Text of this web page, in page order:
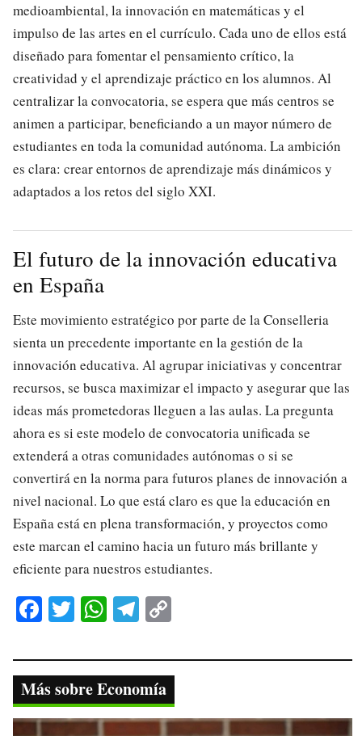
medioambiental, la innovación en matemáticas y el
impulso de las artes en el currículo. Cada uno de ellos está
diseñado para fomentar el pensamiento crítico, la
creatividad y el aprendizaje práctico en los alumnos. Al
centralizar la convocatoria, se espera que más centros se
animen a participar, beneficiando a un mayor número de
estudiantes en toda la comunidad autónoma. La ambición
es clara: crear entornos de aprendizaje más dinámicos y
adaptados a los retos del siglo XXI.
El futuro de la innovación educativa
en España
Este movimiento estratégico por parte de la Conselleria
sienta un precedente importante en la gestión de la
innovación educativa. Al agrupar iniciativas y concentrar
recursos, se busca maximizar el impacto y asegurar que las
ideas más prometedoras lleguen a las aulas. La pregunta
ahora es si este modelo de convocatoria unificada se
extenderá a otras comunidades autónomas o si se
convertirá en la norma para futuros planes de innovación a
nivel nacional. Lo que está claro es que la educación en
España está en plena transformación, y proyectos como
este marcan el camino hacia un futuro más brillante y
eficiente para nuestros estudiantes.
Fa
bo
ok
T
tte
r
W
ts
A
pp
Te
gr
a
m
y
Li
nk
Más sobre Economía